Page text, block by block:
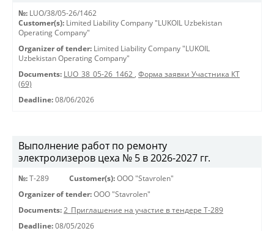
№: LUO/38/05-26/1462
Customer(s): Limited Liability Company "LUKOIL Uzbekistan
Operating Company"
Organizer of tender: Limited Liability Company "LUKOIL
Uzbekistan Operating Company"
Documents: LUO_38_05-26_1462 , Форма заявки Участника КТ
(69)
Deadline: 08/06/2026
Выполнение работ по ремонту
электролизеров цеха № 5 в 2026-2027 гг.
№: Т-289 Customer(s): OOO "Stavrolen"
Organizer of tender: OOO "Stavrolen"
Documents: 2_Приглашение на участие в тендере Т-289
Deadline: 08/05/2026